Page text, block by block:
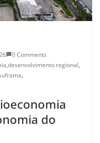
0 Comments
,desenvolvimento regional,
,
do